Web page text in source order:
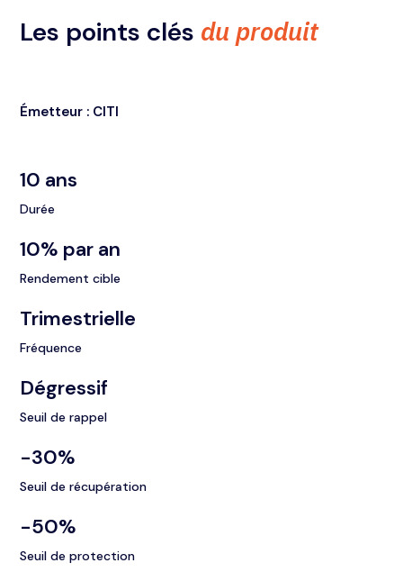
Les points clés du produit
Émetteur : CITI
10 ans
Durée
10% par an
Rendement cible
Trimestrielle
Fréquence
Dégressif
Seuil de rappel
-30%
Seuil de récupération
-50%
Seuil de protection